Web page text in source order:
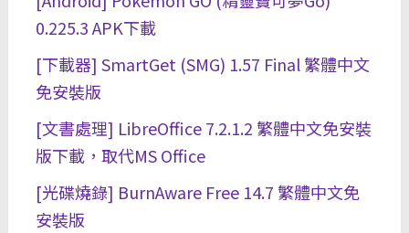
0.225.3 APK下載
[下載器] SmartGet (SMG) 1.57 Final 繁體中文
免安裝版
[文書處理] LibreOffice 7.2.1.2 繁體中文免安裝
版下載，取代MS Office
[光碟燒錄] BurnAware Free 14.7 繁體中文免
安裝版